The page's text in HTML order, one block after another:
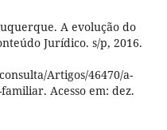
A evolução do
Jurídico. s/p, 2016.
Artigos/46470/a-
Acesso em: dez.